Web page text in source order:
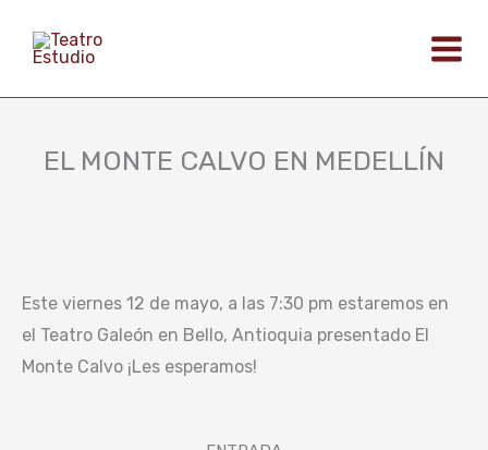
EL MONTE CALVO EN MEDELLÍN
Este viernes 12 de mayo, a las 7:30 pm estaremos en
el Teatro Galeón en Bello, Antioquia presentado El
Monte Calvo ¡Les esperamos!